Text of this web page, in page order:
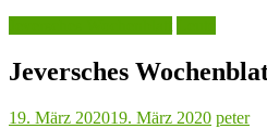
Jeversches
19. März 202019. März 2020 peter